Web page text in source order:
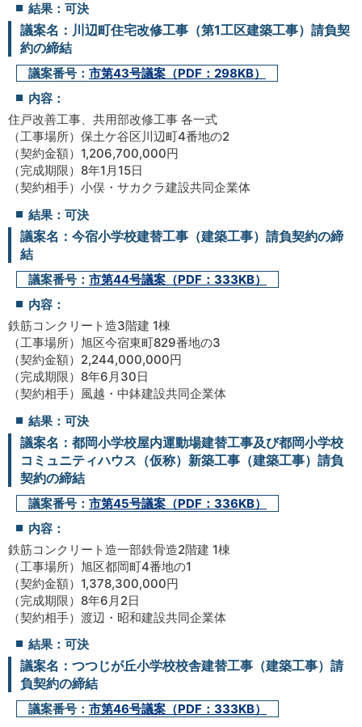
結果：可決
議案名：川辺町住宅改修工事（第1工区建築工事）請負契
約の締結
議案番号： 市第43号議案（PDF：298KB）
内容：
住戸改善工事、共用部改修工事 各一式
（工事場所）保土ケ谷区川辺町4番地の2
（契約金額）1,206,700,000円
（完成期限）8年1月15日
（契約相手）小俣・サカクラ建設共同企業体
結果：可決
議案名：今宿小学校建替工事（建築工事）請負契約の締
結
議案番号： 市第44号議案（PDF：333KB）
内容：
鉄筋コンクリート造3階建 1棟
（工事場所）旭区今宿東町829番地の3
（契約金額）2,244,000,000円
（完成期限）8年6月30日
（契約相手）風越・中鉢建設共同企業体
結果：可決
議案名：都岡小学校屋内運動場建替工事及び都岡小学校
コミュニティハウス（仮称）新築工事（建築工事）請負
契約の締結
議案番号： 市第45号議案（PDF：336KB）
内容：
鉄筋コンクリート造一部鉄骨造2階建 1棟
（工事場所）旭区都岡町4番地の1
（契約金額）1,378,300,000円
（完成期限）8年6月2日
（契約相手）渡辺・昭和建設共同企業体
結果：可決
議案名：つつじが丘小学校校舎建替工事（建築工事）請
負契約の締結
議案番号： 市第46号議案（PDF：333KB）